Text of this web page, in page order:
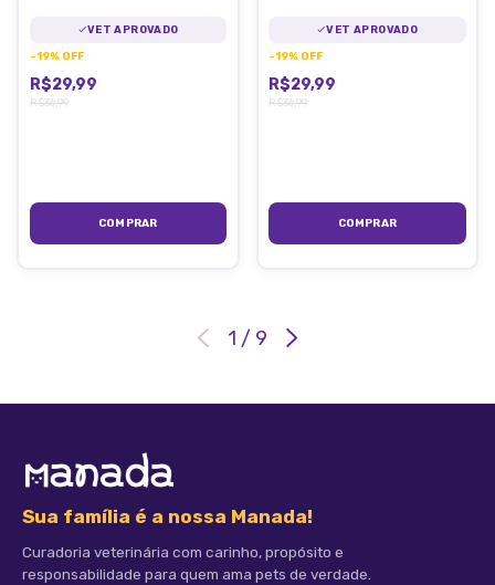
VET APROVADO
-19% OFF
R$29,99
R$36,99
VET APROVADO
-19% OFF
R$29,99
R$36,99
1 / 9
Sua família é a nossa Manada!
Curadoria veterinária com carinho, propósito e
responsabilidade para quem ama pets de verdade.